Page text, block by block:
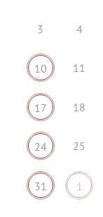
3 4
10 11
17 18
24 25
31 1